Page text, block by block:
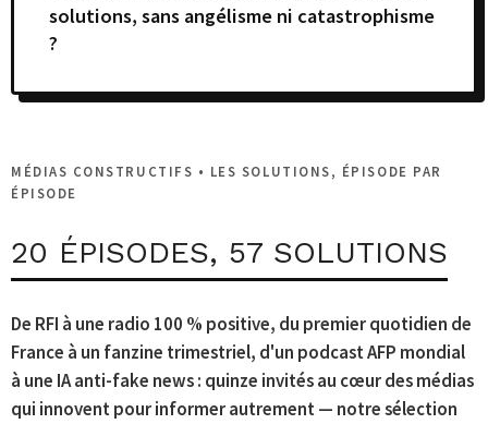
solutions, sans angélisme ni catastrophisme
?
MÉDIAS CONSTRUCTIFS • LES SOLUTIONS, ÉPISODE PAR
ÉPISODE
20 ÉPISODES, 57 SOLUTIONS
De RFI à une radio 100 % positive, du premier quotidien de
France à un fanzine trimestriel, d'un podcast AFP mondial
à une IA anti-fake news : quinze invités au cœur des médias
qui innovent pour informer autrement — notre sélection